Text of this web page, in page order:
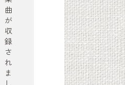
曲
が
収
録
さ
れ
ま